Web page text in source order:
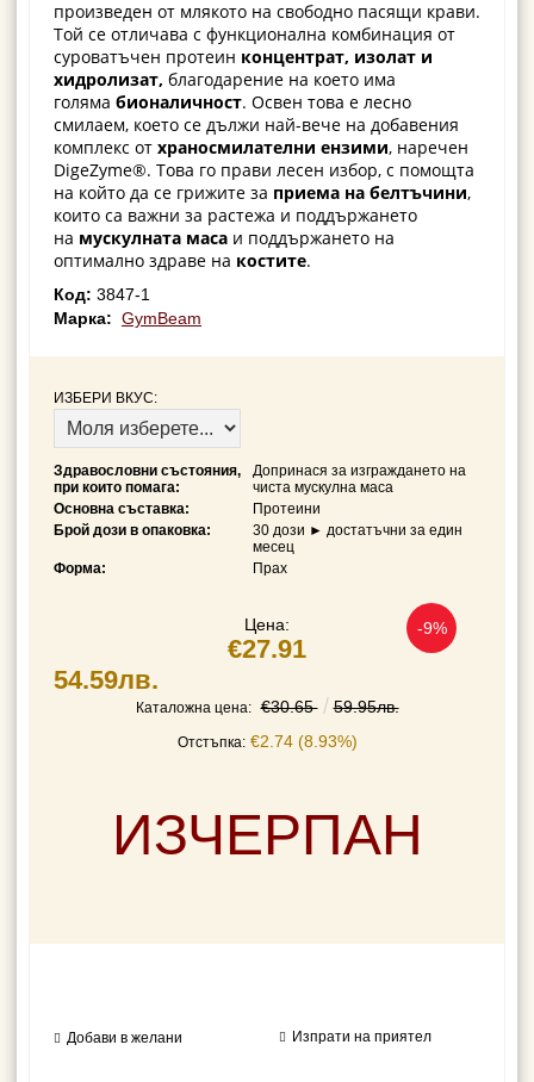
произведен от млякото на свободно пасящи крави.
Той се отличава с функционална комбинация от
суроватъчен протеин концентрат, изолат и
хидролизат, благодарение на което има
голяма бионаличност. Освен това е лесно
смилаем, което се дължи най-вече на добавения
комплекс от храносмилателни ензими, наречен
DigeZyme®. Това го прави лесен избор, с помощта
на който да се грижите за приема на белтъчини,
които са важни за растежа и поддържането
на мускулната маса и поддържането на
оптимално здраве на костите.
Код: 3847-1
Марка: GymBeam
ИЗБЕРИ ВКУС:
Здравословни състояния,
при които помага:
Допринася за изграждането на
чиста мускулна маса
Основна съставка:
Протеини
Брой дози в опаковка:
30 дози ► достатъчни за един
месец
Форма:
Прах
-9%
Цена:
€27.91
54.59лв.
Каталожна цена: €30.65 59.95лв.
Отстъпка: €2.74 (8.93%)
ИЗЧЕРПАН
Добави в желани Изпрати на приятел